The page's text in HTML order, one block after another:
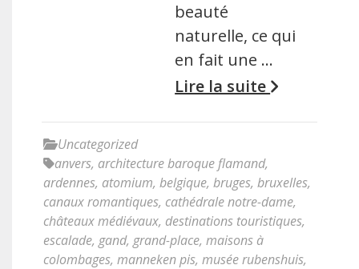
beauté
naturelle, ce qui
en fait une …
Lire la suite
Uncategorized
anvers, architecture baroque flamand,
ardennes, atomium, belgique, bruges, bruxelles,
canaux romantiques, cathédrale notre-dame,
châteaux médiévaux, destinations touristiques,
escalade, gand, grand-place, maisons à
colombages, manneken pis, musée rubenshuis,